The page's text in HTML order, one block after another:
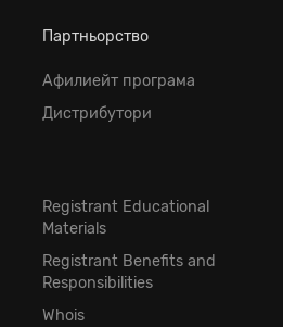
Партньорство
Афилиейт програма
Дистрибутори
Registrant Educational
Materials
Registrant Benefits and
Responsibilities
Whois